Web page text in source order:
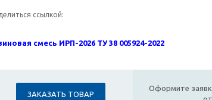
ссылкой:
смесь ИРП-2026 ТУ 38 005924-2022
ЗАКАЗАТЬ ТОВАР
Оформите